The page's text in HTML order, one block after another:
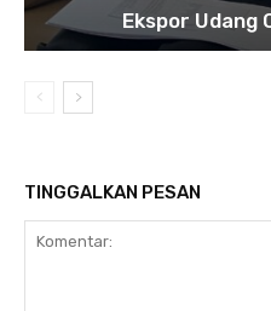
Ekspor Udang
TINGGALKAN PESAN